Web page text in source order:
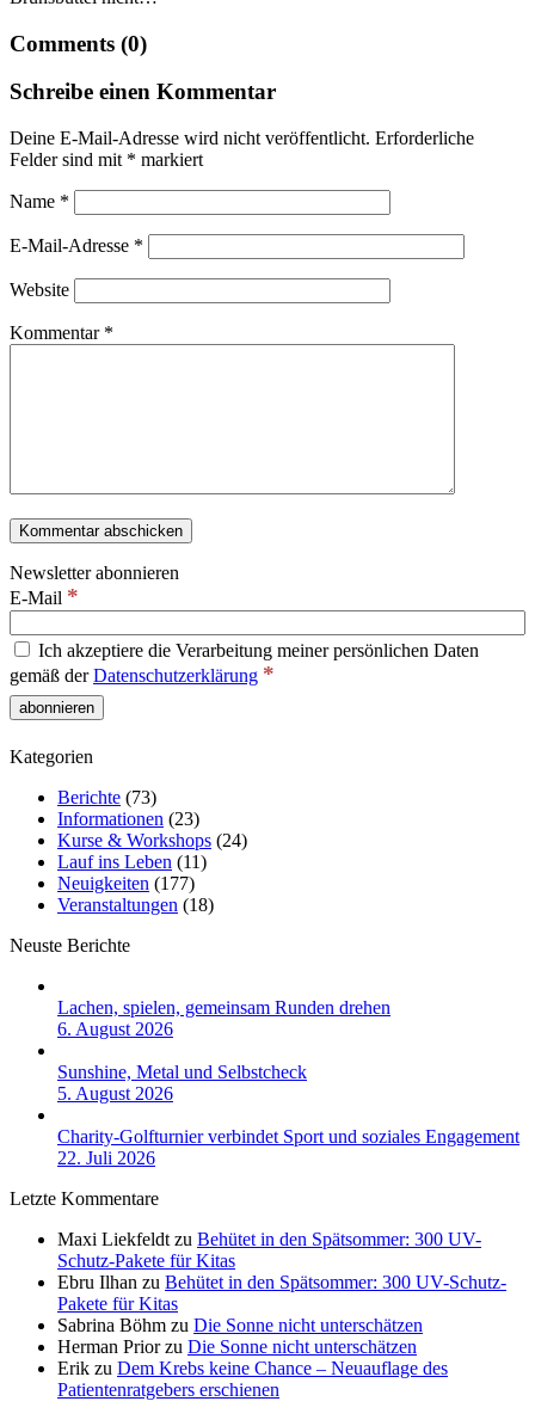
Comments (0)
Schreibe einen Kommentar
Deine E-Mail-Adresse wird nicht veröffentlicht. Erforderliche
Felder sind mit * markiert
Name *
E-Mail-Adresse *
Website
Kommentar *
Newsletter abonnieren
E-Mail *
Ich akzeptiere die Verarbeitung meiner persönlichen Daten
gemäß derDatenschutzerklärung *
Kategorien
Berichte (73)
Informationen (23)
Kurse & Workshops (24)
Lauf ins Leben (11)
Neuigkeiten (177)
Veranstaltungen (18)
Neuste Berichte
Lachen, spielen, gemeinsam Runden drehen
6. August 2026
Sunshine, Metal und Selbstcheck
5. August 2026
Charity-Golfturnier verbindet Sport und soziales Engagement
22. Juli 2026
Letzte Kommentare
Maxi Liekfeldt zu Behütet in den Spätsommer: 300 UV-
Schutz-Pakete für Kitas
Ebru Ilhan zu Behütet in den Spätsommer: 300 UV-Schutz-
Pakete für Kitas
Sabrina Böhm zu Die Sonne nicht unterschätzen
Herman Priorzu Die Sonne nicht unterschätzen
Erik zu Dem Krebs keine Chance – Neuauflage des
Patientenratgebers erschienen